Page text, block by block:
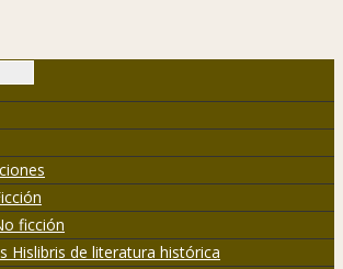
ficción
Hislibris de literatura histórica